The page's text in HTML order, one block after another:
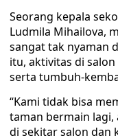
Seorang kepala
Ludmila Mihailova,
sangat tak nyaman
itu, aktivitas di
serta tumbuh-
“Kami tidak bisa
taman bermain
di sekitar salon dan